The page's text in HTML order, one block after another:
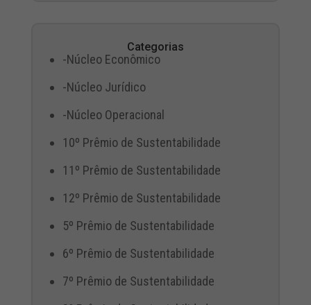
Categorias
-Núcleo Econômico
-Núcleo Jurídico
-Núcleo Operacional
10º Prêmio de Sustentabilidade
11º Prêmio de Sustentabilidade
12º Prêmio de Sustentabilidade
5º Prêmio de Sustentabilidade
6º Prêmio de Sustentabilidade
7º Prêmio de Sustentabilidade